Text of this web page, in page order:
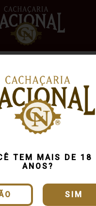
TEM MAIS DE 18
ANOS?
SIM
sua busca.
usando outra
produto
comprando